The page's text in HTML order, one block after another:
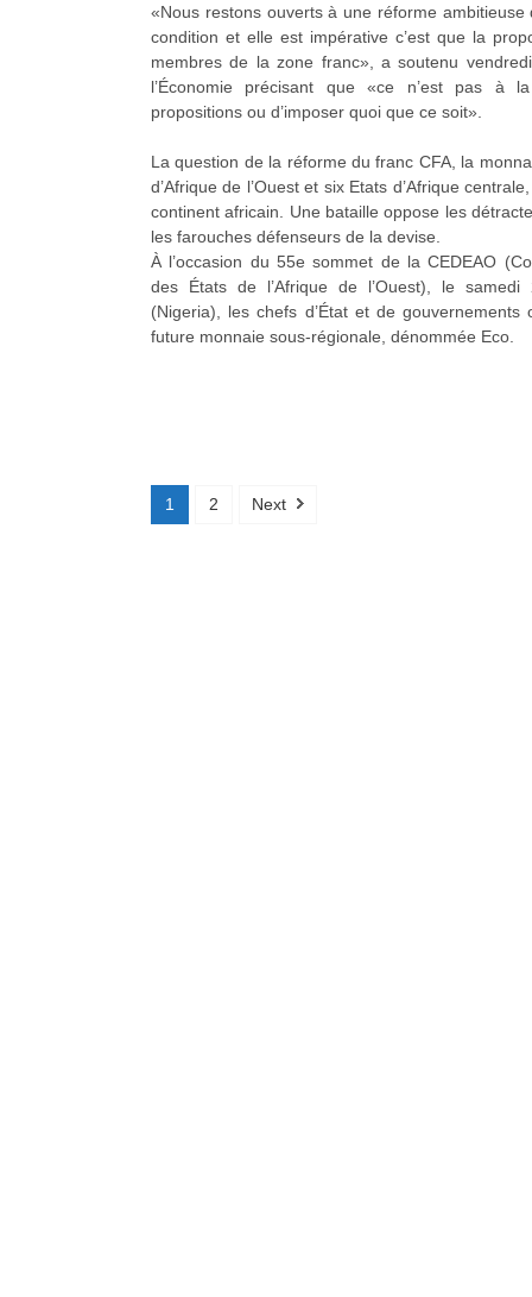
«Nous restons ouverts à une réforme
condition et elle est impérative c’est que la
membres de la zone franc», a soutenu
l’Économie précisant que «ce n’est pas à
propositions ou d’imposer quoi que ce soit».
La question de la réforme du franc CFA, la
d’Afrique de l’Ouest et six Etats d’Afrique
continent africain. Une bataille oppose les
les farouches défenseurs de la devise.
À l’occasion du 55e sommet de la CEDEAO
des États de l’Afrique de l’Ouest), le
(Nigeria), les chefs d’État et de
future monnaie sous-régionale, dénommée Eco.
1 2 Next